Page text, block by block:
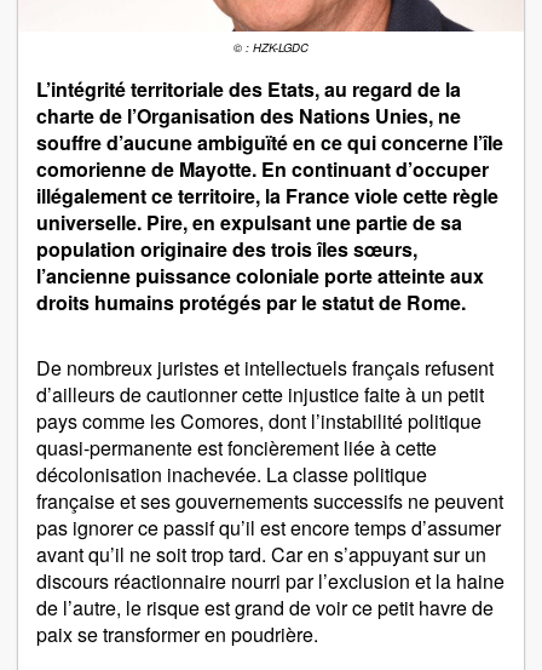
© : HZK-LGDC
L’intégrité territoriale des Etats, au regard de la
charte de l’Organisation des Nations Unies, ne
souffre d’aucune ambiguïté en ce qui concerne l’île
comorienne de Mayotte. En continuant d’occuper
illégalement ce territoire, la France viole cette règle
universelle. Pire, en expulsant une partie de sa
population originaire des trois îles sœurs,
l’ancienne puissance coloniale porte atteinte aux
droits humains protégés par le statut de Rome.
De nombreux juristes et intellectuels français refusent
d’ailleurs de cautionner cette injustice faite à un petit
pays comme les Comores, dont l’instabilité politique
quasi-permanente est foncièrement liée à cette
décolonisation inachevée. La classe politique
française et ses gouvernements successifs ne peuvent
pas ignorer ce passif qu’il est encore temps d’assumer
avant qu’il ne soit trop tard. Car en s’appuyant sur un
discours réactionnaire nourri par l’exclusion et la haine
de l’autre, le risque est grand de voir ce petit havre de
paix se transformer en poudrière.